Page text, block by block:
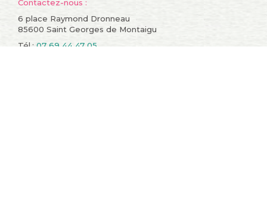
Contactez-nous :
6 place Raymond Dronneau
85600 Saint Georges de Montaigu
Tél.: 07 69 44 47 05